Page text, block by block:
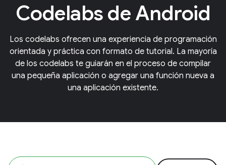
Codelabs de Android
Los codelabs ofrecen una experiencia de programación
orientada y práctica con formato de tutorial. La mayoría
de los codelabs te guiarán en el proceso de compilar
una pequeña aplicación o agregar una función nueva a
una aplicación existente.